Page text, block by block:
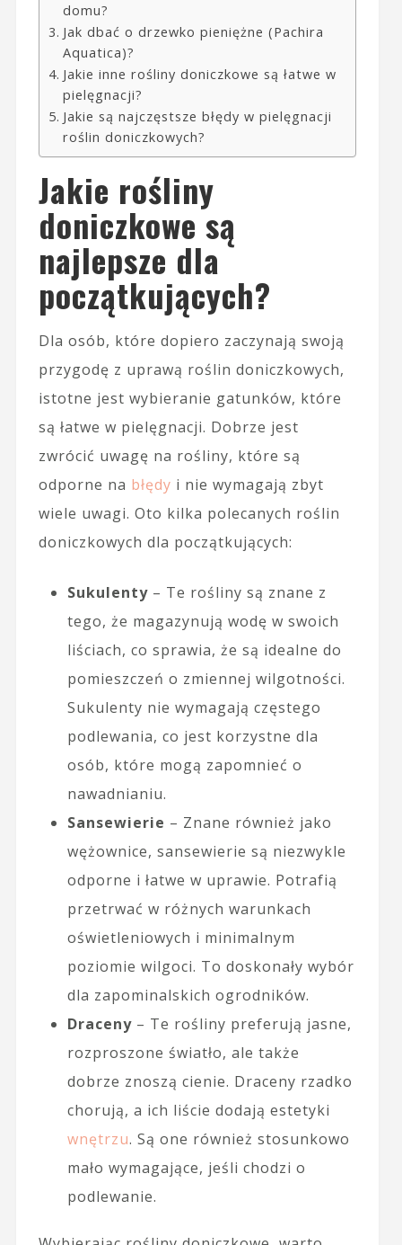
domu?
Jak dbać o drzewko pieniężne (Pachira
Aquatica)?
Jakie inne rośliny doniczkowe są łatwe w
pielęgnacji?
Jakie są najczęstsze błędy w pielęgnacji
roślin doniczkowych?
Jakie rośliny
doniczkowe są
najlepsze dla
początkujących?
Dla osób, które dopiero zaczynają swoją
przygodę z uprawą roślin doniczkowych,
istotne jest wybieranie gatunków, które
są łatwe w pielęgnacji. Dobrze jest
zwrócić uwagę na rośliny, które są
odporne na błędy i nie wymagają zbyt
wiele uwagi. Oto kilka polecanych roślin
doniczkowych dla początkujących:
Sukulenty– Te rośliny są znane z
tego, że magazynują wodę w swoich
liściach, co sprawia, że są idealne do
pomieszczeń o zmiennej wilgotności.
Sukulenty nie wymagają częstego
podlewania, co jest korzystne dla
osób, które mogą zapomnieć o
nawadnianiu.
Sansewierie – Znane również jako
wężownice, sansewierie są niezwykle
odporne i łatwe w uprawie. Potrafią
przetrwać w różnych warunkach
oświetleniowych i minimalnym
poziomie wilgoci. To doskonały wybór
dla zapominalskich ogrodników.
Draceny– Te rośliny preferują jasne,
rozproszone światło, ale także
dobrze znoszą cienie. Draceny rzadko
chorują, a ich liście dodają estetyki
wnętrzu. Są one również stosunkowo
mało wymagające, jeśli chodzi o
podlewanie.